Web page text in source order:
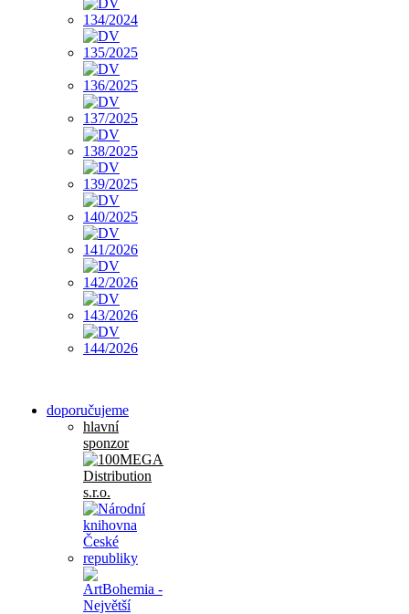
doporučujeme
hlavní
sponzor